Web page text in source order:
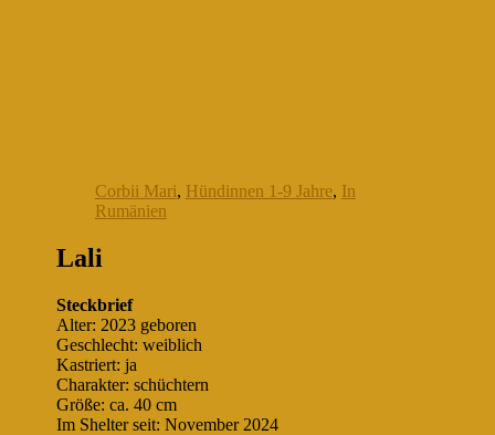
Corbii Mari, Hündinnen 1-9 Jahre, In
Rumänien
Lali
Steckbrief
Alter: 2023 geboren
Geschlecht: weiblich
Kastriert: ja
Charakter: schüchtern
Größe: ca. 40 cm
Im Shelter seit: November 2024